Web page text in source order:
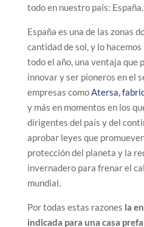
todo en nuestro país: España.
España es una de las zonas
cantidad de sol, y lo
todo el año, una ventaja que
innovar y ser pioneros en el
empresas comoAtersa,
y más en momentos en los
dirigentes del país y del
aprobar leyes que
protección del planeta y la
invernadero para frenar el
mundial.
Por todas estas razones la
indicada para una casa